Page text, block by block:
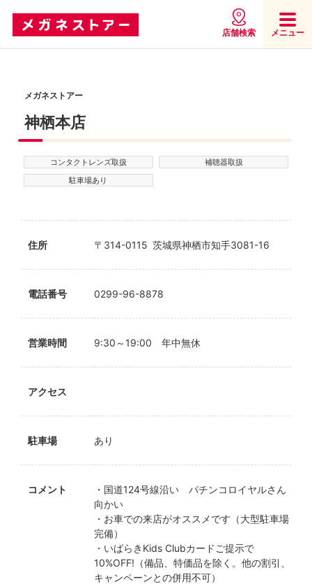
店舗検索 メニュー
メガネストアー
神栖本店
コンタクトレンズ取扱
補聴器取扱
駐車場あり
住所 〒314-0115 茨城県神栖市知手3081-16
電話番号 0299-96-8878
営業時間 9:30～19:00 年中無休
アクセス
駐車場 あり
コメント
・国道124号線沿い パチンコロイヤルさん
向かい
・お車での来店がオススメです（大型駐車場
完備）
・いばらきKids Clubカードご提示で
10%OFF!（備品、特価品を除く。他の割引、
キャンペーンとの併用不可）